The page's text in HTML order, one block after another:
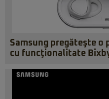
Samsung pregăteşte o
cu funcţionalitate